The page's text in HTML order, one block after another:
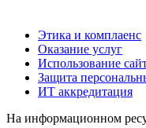
Этика и комплаенс
Оказание услуг
Использование
Защита
ИТ аккредитация
На информационном